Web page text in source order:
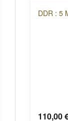
DDR : 5
110,00